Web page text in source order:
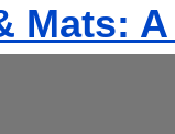
Mats: